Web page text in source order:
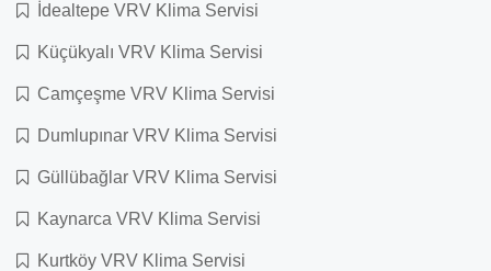
İdealtepe VRV Klima Servisi
Küçükyalı VRV Klima Servisi
Camçeşme VRV Klima Servisi
Dumlupınar VRV Klima Servisi
Güllübağlar VRV Klima Servisi
Kaynarca VRV Klima Servisi
Kurtköy VRV Klima Servisi